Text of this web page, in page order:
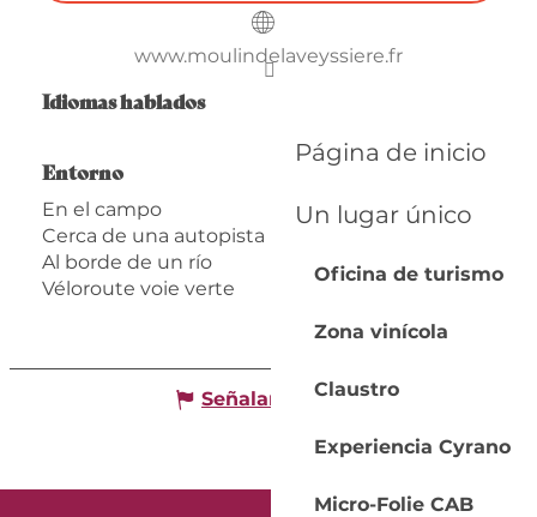
Página de inicio
Un lugar único
Oficina de turismo
Zona vinícola
Claustro
Experiencia Cyrano
Micro-Folie CAB
www.moulindelaveyssiere.fr
Idiomas hablados
Idiomas hablados
Entorno
Entorno
En el campo
Cerca de una autopista
Al borde de un río
Véloroute voie verte
Señalar un error